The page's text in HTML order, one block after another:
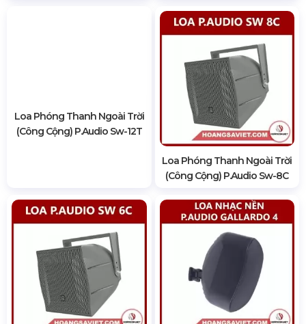
Loa Phóng Thanh Ngoài Trời
(Công Cộng) P.audio Sw-12T
Loa Phóng Thanh Ngoài Trời
(Công Cộng) P.audio Sw-8C